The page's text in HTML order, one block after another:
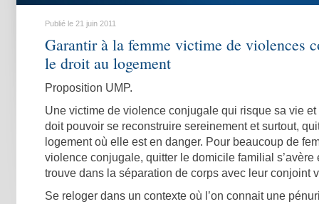
Publié le 21 juin 2011
Garantir à la femme victime de violences
le droit au logement
Proposition UMP.
Une victime de violence conjugale qui risque sa vie
doit pouvoir se reconstruire sereinement et surtout,
logement où elle est en danger. Pour beaucoup de
violence conjugale, quitter le domicile familial s’avère
trouve dans la séparation de corps avec leur conjoint
Se reloger dans un contexte où l’on connait une